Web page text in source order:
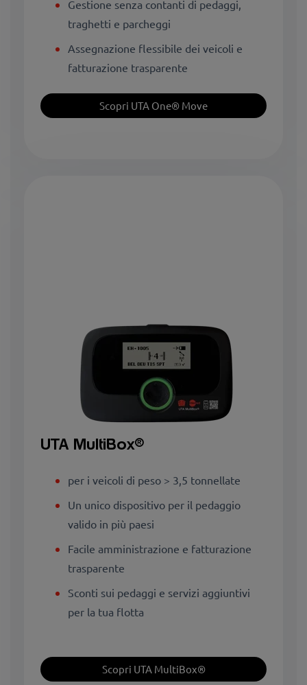
Gestione senza contanti di pedaggi,
traghetti e parcheggi
Assegnazione flessibile dei veicoli e
fatturazione trasparente
Scopri UTA One® Move
UTA MultiBox®
per i veicoli di peso > 3,5 tonnellate
Un unico dispositivo per il pedaggio
valido in più paesi
Facile amministrazione e fatturazione
trasparente
Sconti sui pedaggi e servizi aggiuntivi
per la tua flotta
Scopri UTA MultiBox®